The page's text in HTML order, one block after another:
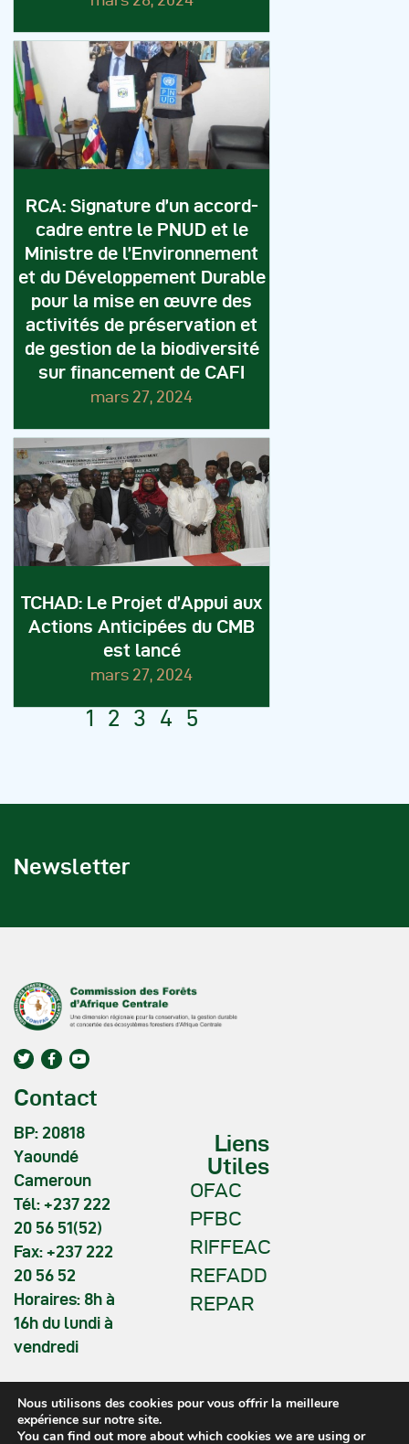
RCA: Signature d’un accord-
cadre entre le PNUD et le
Ministre de l’Environnement
et du Développement Durable
pour la mise en œuvre des
activités de préservation et
de gestion de la biodiversité
sur financement de CAFI
mars 27, 2024
TCHAD: Le Projet d’Appui aux
Actions Anticipées du CMB
est lancé
mars 27, 2024
1 2 3 4 5
Newsletter
Contact
BP: 20818
Yaoundé
Cameroun
Tél: +237 222
20 56 51(52)
Fax: +237 222
20 56 52
Horaires: 8h à
16h du lundi à
vendredi
Liens
Utiles
OFAC
PFBC
RIFFEAC
REFADD
REPAR
Nous utilisons des cookies pour vous offrir la meilleure
expérience sur notre site.
You can find out more about which cookies we are using or